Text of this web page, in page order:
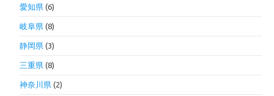
愛知県 (6)
岐阜県 (8)
静岡県 (3)
三重県 (8)
神奈川県 (2)